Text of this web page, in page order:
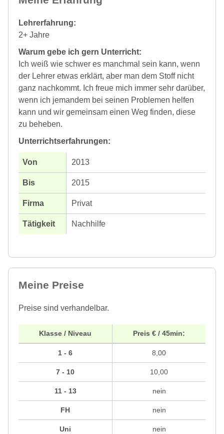
Lehrerfahrung:
2+ Jahre
Warum gebe ich gern Unterricht:
Ich weiß wie schwer es manchmal sein kann, wenn
der Lehrer etwas erklärt, aber man dem Stoff nicht
ganz nachkommt. Ich freue mich immer sehr darüber,
wenn ich jemandem bei seinen Problemen helfen
kann und wir gemeinsam einen Weg finden, diese
zu beheben.
Unterrichtserfahrungen:
2013
2015
Privat
Nachhilfe
Meine Preise
Preise sind verhandelbar.
Klasse / Niveau
1 - 6
7 - 10
11 - 13
FH
Uni
Preis € / 45min:
8,00
10,00
nein
nein
nein